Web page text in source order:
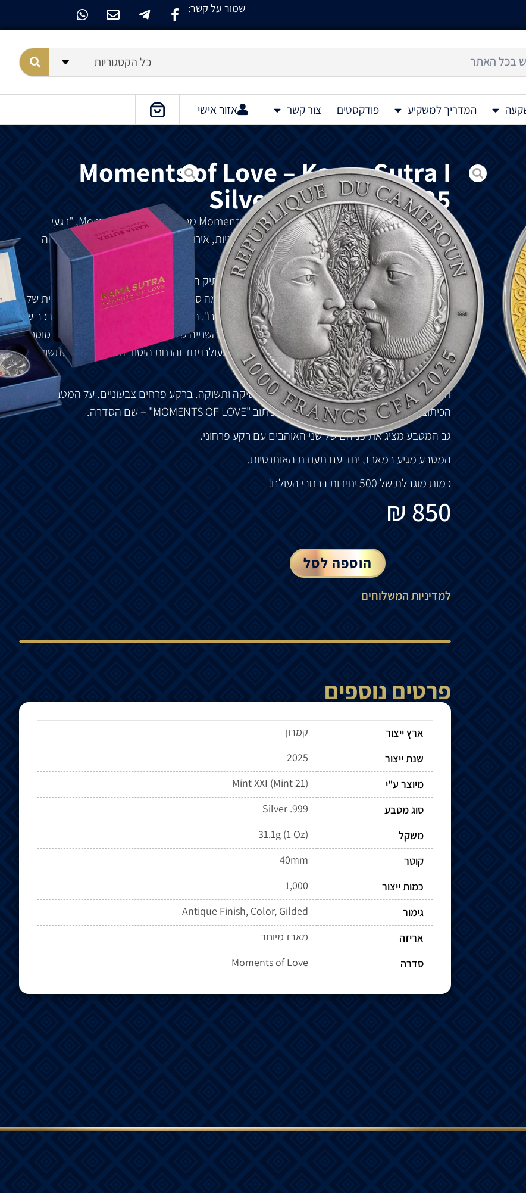
שמור על קשר:
כל הקטגוריות
המדריך למשקיע פודקסטים צור קשר אזור אישי
Moments of Love – Kama Sutra I
Silver Coin 1 Oz 2025
מטבעכסףMoments of Love – Kama Sutra I 1 Oz 2025 מסדרתMoments of Love, "
רגעי
אהבה",המוקדשלטקסטהודיעתיקבסנסקריט עלמיניות, אירוטיקהוהגשמה רגשיתבחיים–
קאמה
סוטרה.
הפילוסופיההעוצמתיתשלהטקסטהסנסקריטההודיהעתיק המפורסםעל אופי
העוצמה
הפנימית וההגשמההרגשיתבחיים–הקאמהסוטרה . קאמה סוטרה חושףאתהנחתהיסוד העיקריתשל
החיבור ההודי העתיקביותר–מדריך לבאר"אומנות –החיים". התאריך ההרכבשל
הקאמהסוטרהאינםידועים,והוא מאמיןששייךלמחציתהשנייהשל הקאמה סוטרה
מתפרשתבאופןחופשיכמושגשבורצונותקושרים אתהעולם יחד והנחתהיסודהעיקרית היא
שתשוקה
מיניתישלטפח.
חזיתהמטבעמציגשניאוהביםברגעעזשלאירוטיקה ותשוקה.ברקעפרחים צבעוניים.עלהמטבע
הכיתוב"KAMA SUTRA" – שם המטבעוהכיתוב "MOMENTS OF LOVE" – שם הסדרה.
גב המטבעמציגאתפניהםשלשניהאוהביםעם רקעפרחוני.
המטבעמגיעבמארז, יחדעם תעודתהאותנטיות.
כמותמוגבלתשל יחידותברחבי העולם!
850
₪
הוספה לסל
למדיניות המשלוחים
פרטים נוספים
ארץ ייצור
קמרון
שנת ייצור
2025
מיוצר ע"י
סוג מטבע
Silver .999
משקל
31.1g (1 Oz)
קוטר
40mm
כמות ייצור
1,000
גימור
Antique Finish, Color, Gilded
אריזה
מארז מיוחד
סדרה
Moments of Love